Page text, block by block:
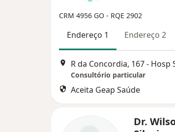
CRM 4956 GO - RQE 2902
Endereço 1 Endereço 2
Consultório particular
Aceita Geap Saúde
Dr.